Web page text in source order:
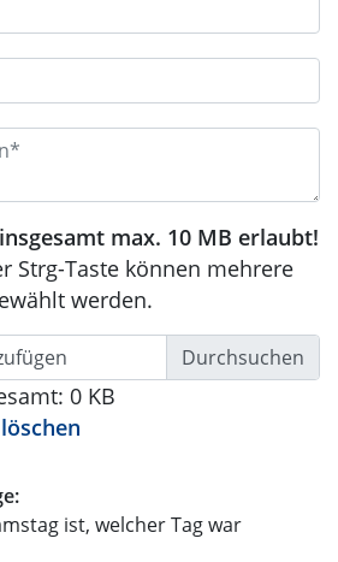
max. 10 MB erlaubt!
Strg-Taste können mehrere
werden.
0 KB
ist, welcher Tag war